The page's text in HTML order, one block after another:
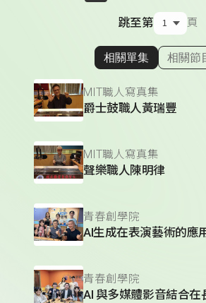
跳至第 頁
顯示相關
相關單集 相關節
MIT職人寫真集
爵士鼓職人黃瑞豐
MIT職人寫真集
聲樂職人陳明律
青春創學院
AI生成在表演藝術的應
青春創學院
AI 與多媒體影音結合在